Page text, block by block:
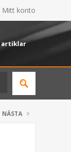
Mitt konto
artiklar
NÄSTA